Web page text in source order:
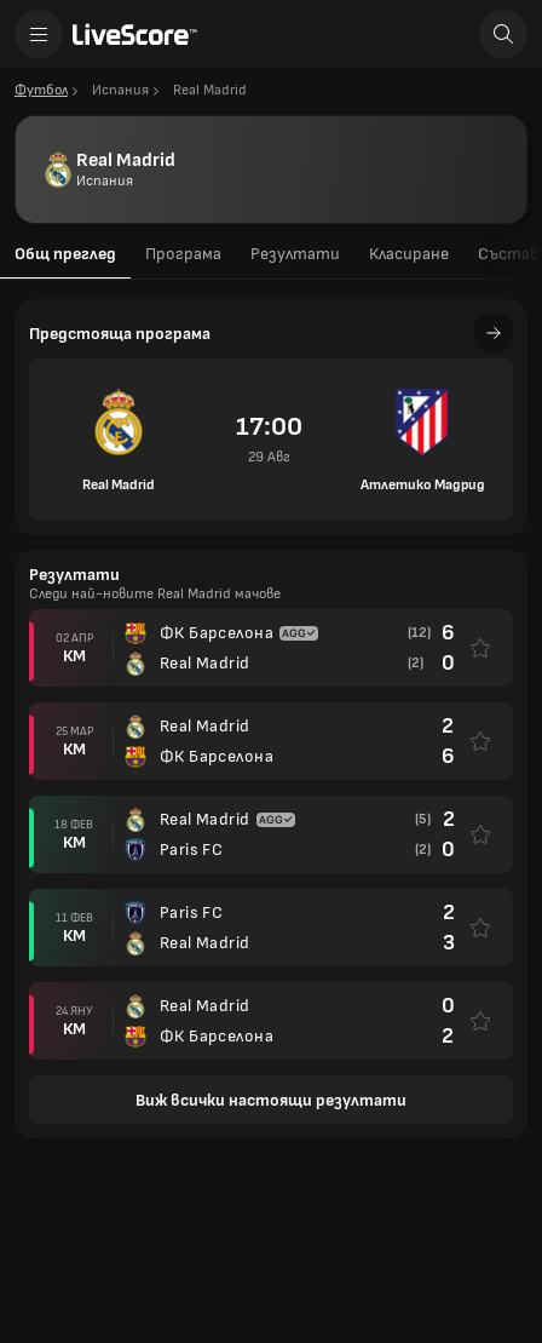
Футбол Испания Real Madrid
Real Madrid
Испания
Общ преглед Програма Резултати Класиране Състав
Предстояща програма
Real Madrid
17:00
29 Авг
Атлетико Мадрид
Резултати
Следи най-новите Real Madrid мачове
02 АПР
КМ
ФК Барселона
Real Madrid
(12) 6
(2) 0
25 МАР
КМ
Real Madrid
ФК Барселона
2
6
18 ФЕВ
КМ
Real Madrid
Paris FC
(5) 2
(2) 0
11 ФЕВ
КМ
Paris FC
Real Madrid
2
3
24 ЯНУ
КМ
Real Madrid
ФК Барселона
0
2
Виж всички настоящи резултати